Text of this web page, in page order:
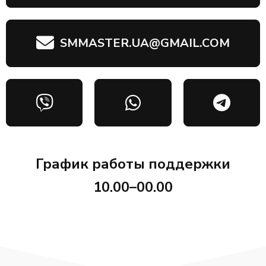
SMMASTER.UA@GMAIL.COM
График работы поддержки
10.00–00.00